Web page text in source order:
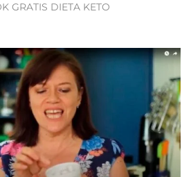
GRATIS DIETA KETO